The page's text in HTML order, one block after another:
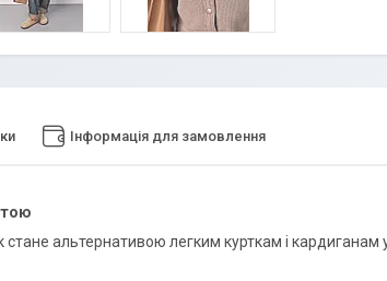
Інформація для замовлення
стане альтернативою легким курткам і